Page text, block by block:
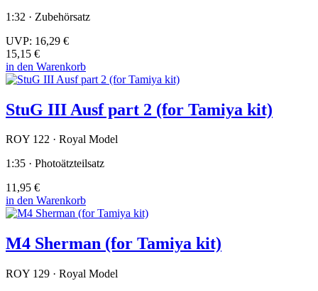
1:32 · Zubehörsatz
UVP: 16,29 €
15,15 €
in den Warenkorb
StuG III Ausf part 2 (for Tamiya kit)
ROY 122 · Royal Model
1:35 · Photoätzteilsatz
11,95 €
in den Warenkorb
M4 Sherman (for Tamiya kit)
ROY 129 · Royal Model